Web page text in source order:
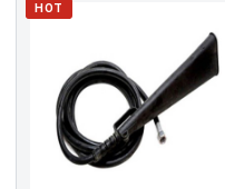
HOT